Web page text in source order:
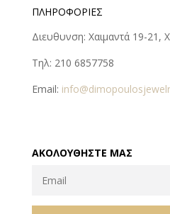
ΠΛΗΡΟΦΟΡΊΕΣ
Διευθυνση: Χαιμαντά 19-21,
Τηλ: 210 6857758
Email:
ΑΚΟΛΟΥΘΉΣΤΕ ΜΑΣ